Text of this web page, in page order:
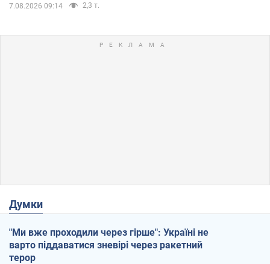
7.08.2026 09:14 2,3 т.
Думки
"Ми вже проходили через гірше": Україні не
варто піддаватися зневірі через ракетний
терор